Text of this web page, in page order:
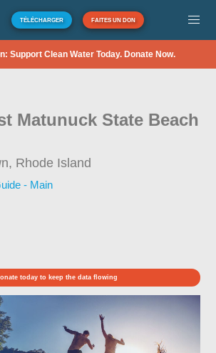
TÉLÉCHARGER FAITES UN DON
Support Clean Water Today. Donate Now.
Matunuck State Beach
Rhode Island
- Main
today to keep the data flowing